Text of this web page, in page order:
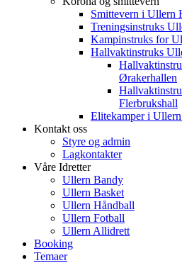
Smittevern i Ullern
Treningsinstruks
Kampinstruks for
Hallvaktinstruks
Ørakerhallen
Flerbrukshall
Elitekamper i
Kontakt oss
Styre og admin
Lagkontakter
Våre Idretter
Ullern Bandy
Ullern Basket
Ullern Håndball
Ullern Fotball
Ullern Allidrett
Booking
Temaer